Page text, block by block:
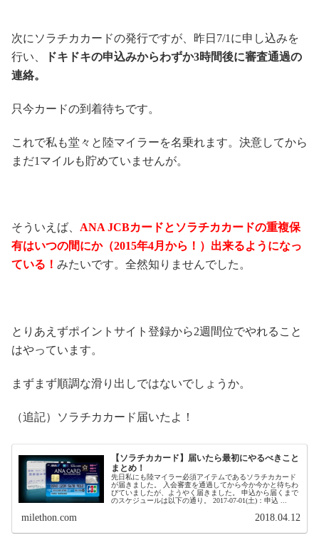
次にソラチカカードの発行ですが、昨日7/1に申し込みを
行い、
ドキドキの申込みからわずか3時間後に審査通過の
連絡。
只今カードの到着待ちです。
これで私も堂々と陸マイラーを名乗れます。決意してから
まだ1マイルも貯めていませんが。
そういえば、 ANA JCBカードとソラチカカードの重複保
有はいつの間にか（2015年4月から！）出来るようになっ
ている！ みたいです。全然知りませんでした。
とりあえずポイントサイト登録から2週間位でやれること
はやっています。
まずまず順調な滑り出しではないでしょうか。
（追記）ソラチカカード届いたよ！
【ソラチカカード】届いたら最初にやるべきこと
まとめ！
先日私にも陸マイラー必須アイテムであるソラチカカード
が届きました。 入会審査を通過してから今か今かと待ちわ
びていましたが、ようやく届きました。 申込から届くまで
のスケジュールは以下の通り。 2017-07-01(土)：申込 ...
milethon.com 2018.04.12